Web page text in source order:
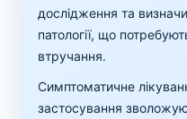
дослідження та
патології, що
втручання.
Симптоматичне
застосування